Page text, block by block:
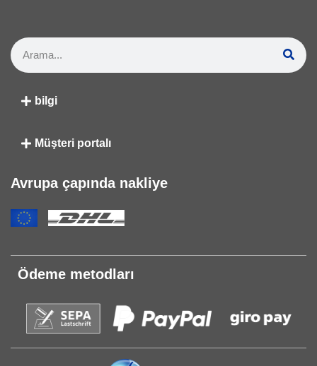
bilgi
Müşteri portalı
Avrupa çapında nakliye
Ödeme metodları